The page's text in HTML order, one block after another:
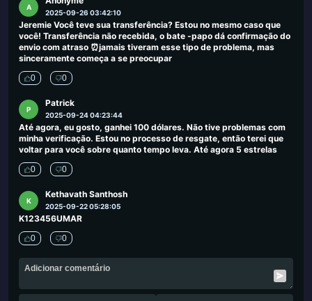
A
2025-09-26 03:42:10
Jeremie Você teve sua transferência? Estou no mesmo caso que
você! Transferência não recebida, o bate -papo dá confirmação do
envio com atraso ⏰jamais tiveram esse tipo de problema, mas
sinceramente começa a se preocupar
0 0
P
Patrick
2025-09-24 04:23:44
Até agora, eu gosto, ganhei 100 dólares. Não tive problemas com
minha verificação. Estou no processo de resgate, então terei que
voltar para você sobre quanto tempo leva. Até agora 5 estrelas
0 0
K
Kethavath Santhosh
2025-09-22 05:28:05
K123456UMAR
0 0